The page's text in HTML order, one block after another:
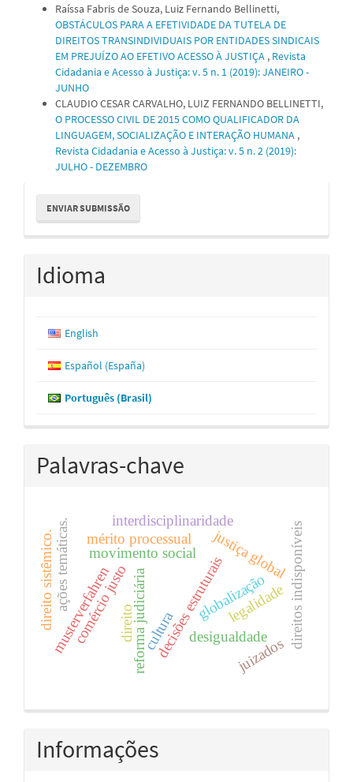
Raíssa Fabris de Souza, Luiz Fernando Bellinetti,
OBSTÁCULOS PARA A EFETIVIDADE DA TUTELA DE
DIREITOS TRANSINDIVIDUAIS POR ENTIDADES SINDICAIS
EM PREJUÍZO AO EFETIVO ACESSO À JUSTIÇA , Revista
Cidadania e Acesso à Justiça: v. 5 n. 1 (2019): JANEIRO -
JUNHO
CLAUDIO CESAR CARVALHO, LUIZ FERNANDO BELLINETTI,
O PROCESSO CIVIL DE 2015 COMO QUALIFICADOR DA
LINGUAGEM, SOCIALIZAÇÃO E INTERAÇÃO HUMANA ,
Revista Cidadania e Acesso à Justiça: v. 5 n. 2 (2019):
JULHO - DEZEMBRO
Enviar
Submissão
ENVIAR SUBMISSÃO
Idioma
English
Español (España)
Português (Brasil)
Palavras-chave
reforma judiciáriacultura
decisões estruturaisdesigualdade
globalização
justiça global
movimento social
comércio justo
interdisciplinaridade
musterverfahren legalidade
juizados
mérito processual
direito direitos indisponíveis
ações temáticas.
direito sistêmico.
Informações